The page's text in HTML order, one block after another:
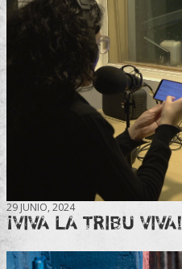
29 JUNIO, 2024
¡VIVA LA TRIBU VIVA!